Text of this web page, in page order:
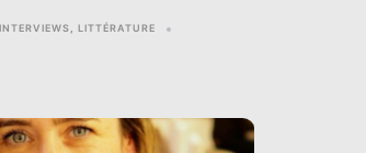
INTERVIEWS
LITTÉRATURE